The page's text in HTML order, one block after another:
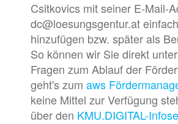
Csitkovics mit seiner E-Mail-
dc@loesungsgentur.at
hinzufügen bzw. später als
So können wir Sie direkt
Fragen zum Ablauf der
geht's zum aws
keine Mittel zur Verfügung
über den KMU.DIGITAL-